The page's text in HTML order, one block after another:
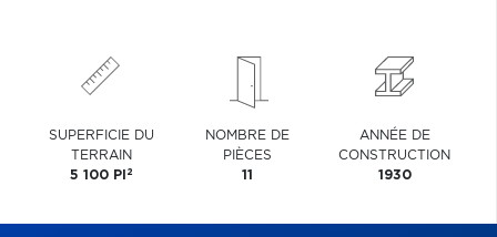
SUPERFICIE DU
TERRAIN
5 100 PI 2
NOMBRE DE
PIÈCES
11
ANNÉE DE
CONSTRUCTION
1930